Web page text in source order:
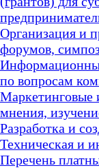
Организация и
форумов,
по вопросам
Маркетинговые
мнения,
Разработка и
Техническая и
Перечень